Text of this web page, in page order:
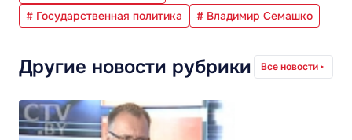
# Государственная политика
# Владимир Семашко
Другие новости рубрики Все новости